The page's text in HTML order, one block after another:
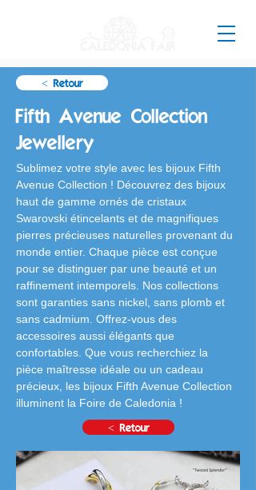
< Retour
Fifth Avenue Collection
Jewellery
Sublimez votre style avec les bijoux Fifth
Avenue Collection ! Découvrez des bijoux
haut de gamme ornés de cristaux
Swarovski étincelants et de magnifiques
pierres précieuses naturelles provenant du
monde entier. Chaque pièce est conçue
pour se distinguer par une beauté et un
raffinement intemporels. Nos collections
sont garanties sans nickel, sans plomb et
sans cadmium. Offrez-vous des
accessoires aussi élégants que
confortables. Que vous recherchiez la
pièce maîtresse idéale ou un cadeau
précieux, les bijoux Fifth Avenue Collection
illuminent la Foire de Caledonia !
< Retour